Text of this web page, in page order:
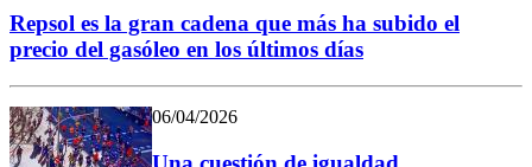
Repsol es la gran cadena que más ha subido el
precio del gasóleo en los últimos días
06/04/2026